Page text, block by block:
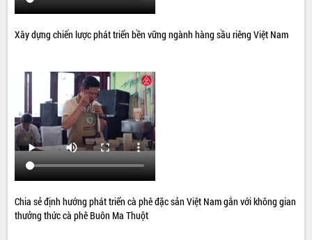
Xây dựng chiến lược phát triển bền vững ngành hàng sầu riêng Việt Nam
Chia sẻ định hướng phát triển cà phê đặc sản Việt Nam gắn với không gian
thưởng thức cà phê Buôn Ma Thuột